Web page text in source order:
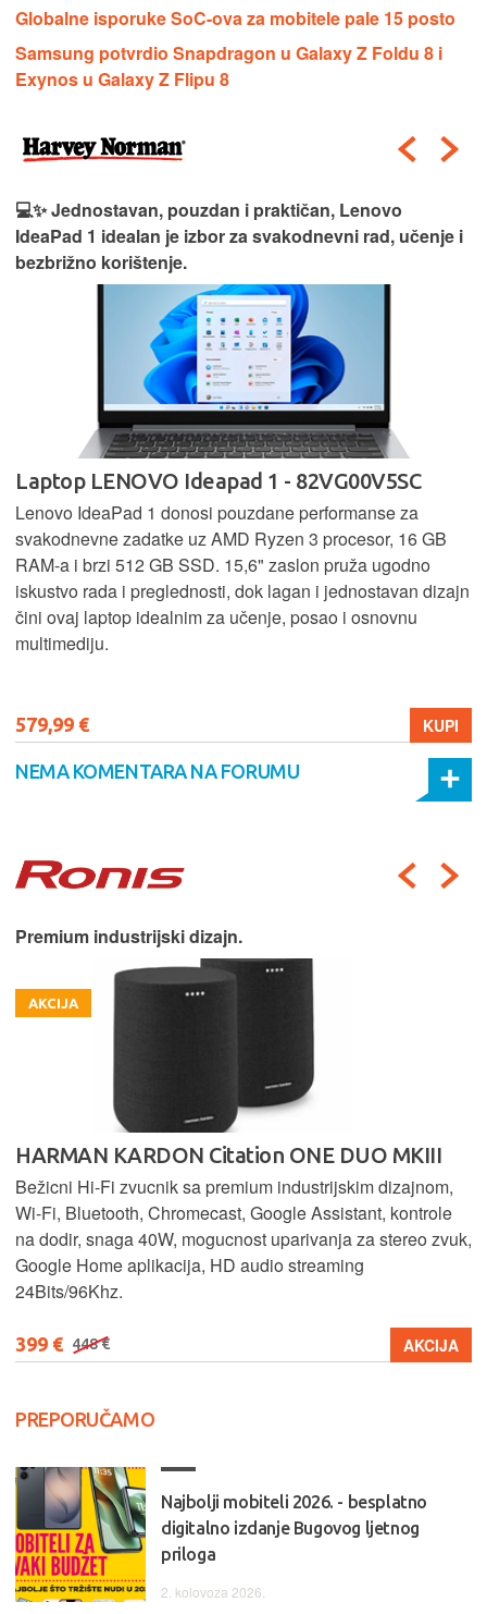
Globalne isporuke SoC-ova za mobitele pale 15 posto
Samsung potvrdio Snapdragon u Galaxy Z Foldu 8 i
Exynos u Galaxy Z Flipu 8
💻✨ Jednostavan, pouzdan i praktičan, Lenovo
IdeaPad 1 idealan je izbor za svakodnevni rad, učenje i
bezbrižno korištenje.
Laptop LENOVO Ideapad 1 - 82VG00V5SC
Lenovo IdeaPad 1 donosi pouzdane performanse za
svakodnevne zadatke uz AMD Ryzen 3 procesor, 16 GB
RAM-a i brzi 512 GB SSD. 15,6" zaslon pruža ugodno
iskustvo rada i preglednosti, dok lagan i jednostavan dizajn
čini ovaj laptop idealnim za učenje, posao i osnovnu
multimediju.
579,99 € KUPI
NEMA KOMENTARA NA FORUMU
Premium industrijski dizajn.
AKCIJA
HARMAN KARDON Citation ONE DUO MKIII
Bežicni Hi-Fi zvucnik sa premium industrijskim dizajnom,
Wi-Fi, Bluetooth, Chromecast, Google Assistant, kontrole
na dodir, snaga 40W, mogucnost uparivanja za stereo zvuk,
Google Home aplikacija, HD audio streaming
24Bits/96Khz.
399 € 448 € AKCIJA
PREPORUČAMO
Najbolji mobiteli 2026. - besplatno
digitalno izdanje Bugovog ljetnog
priloga
2. kolovoza 2026.